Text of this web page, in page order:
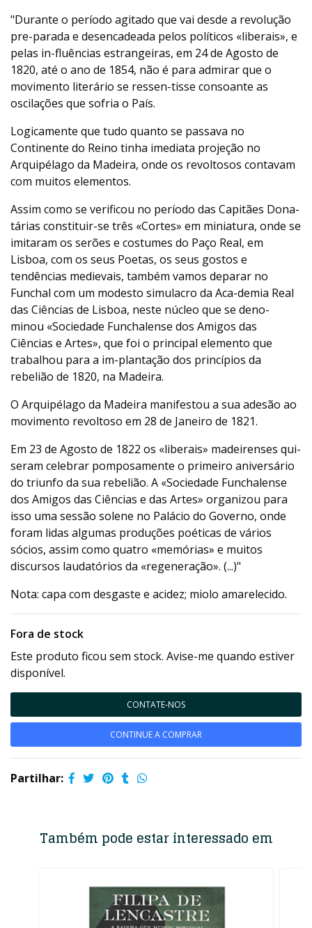
"Durante o período agitado que vai desde a revolução
pre-parada e desencadeada pelos políticos «liberais», e
pelas in-fluências estrangeiras, em 24 de Agosto de
1820, até o ano de 1854, não é para admirar que o
movimento literário se ressen-tisse consoante as
oscilações que sofria o País.
Logicamente que tudo quanto se passava no
Continente do Reino tinha imediata projeção no
Arquipélago da Madeira, onde os revoltosos contavam
com muitos elementos.
Assim como se verificou no período das Capitães Dona-
tárias constituir-se três «Cortes» em miniatura, onde se
imitaram os serões e costumes do Paço Real, em
Lisboa, com os seus Poetas, os seus gostos e
tendências medievais, também vamos deparar no
Funchal com um modesto simulacro da Aca-demia Real
das Ciências de Lisboa, neste núcleo que se deno-
minou «Sociedade Funchalense dos Amigos das
Ciências e Artes», que foi o principal elemento que
trabalhou para a im-plantação dos princípios da
rebelião de 1820, na Madeira.
O Arquipélago da Madeira manifestou a sua adesão ao
movimento revoltoso em 28 de Janeiro de 1821.
Em 23 de Agosto de 1822 os «liberais» madeirenses qui-
seram celebrar pomposamente o primeiro aniversário
do triunfo da sua rebelião. A «Sociedade Funchalense
dos Amigos das Ciências e das Artes» organizou para
isso uma sessão solene no Palácio do Governo, onde
foram lidas algumas produções poéticas de vários
sócios, assim como quatro «memórias» e muitos
discursos laudatórios da «regeneração». (...)"
Nota: capa com desgaste e acidez; miolo amarelecido.
Fora de stock
Este produto ficou sem stock. Avise-me quando estiver
disponível.
CONTATE-NOS
CONTINUE A COMPRAR
Partilhar:
Também pode estar interessado em